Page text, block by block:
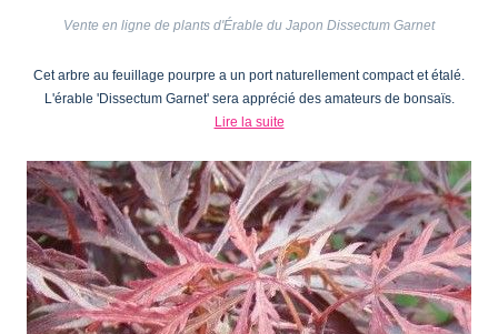
Vente en ligne de plants d'Érable du Japon Dissectum Garnet
Cet arbre au feuillage pourpre a un port naturellement compact et étalé.
L'érable 'Dissectum Garnet' sera apprécié des amateurs de bonsaïs.
Lire la suite